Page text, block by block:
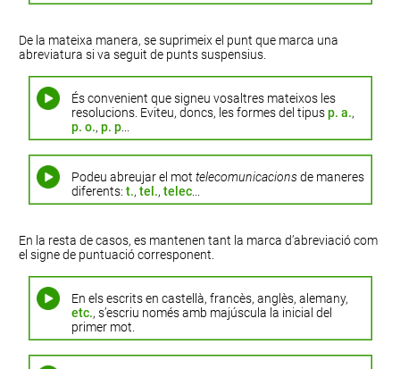
De la mateixa manera, se suprimeix el punt que marca una
abreviatura si va seguit de punts suspensius.
És convenient que signeu vosaltres mateixos les
resolucions. Eviteu, doncs, les formes del tipusp. a.,
p. o., p. p...
Podeu abreujar el mot telecomunicacionsde maneres
diferents: t., tel., telec...
En la resta de casos, es mantenen tant la marca d’abreviació com
el signe de puntuació corresponent.
En els escrits en castellà, francès, anglès, alemany,
etc., s’escriu només amb majúscula la inicial del
primer mot.